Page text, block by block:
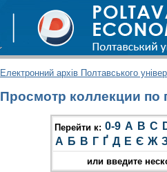
Електронний архів Полтавського
Просмотр коллекции по
Перейти к: 0-9 A B C
А Б В Г Ґ Д Е Є Ж
или введите